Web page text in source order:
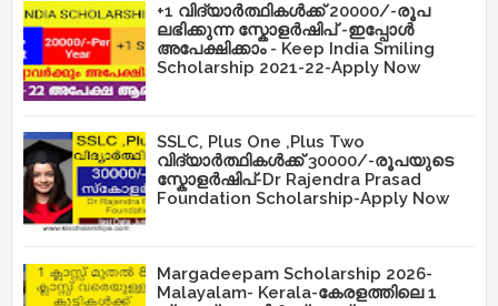
+1 വിദ്യാർത്ഥികൾക്ക് 20000/-രൂപ
ലഭിക്കുന്ന സ്കോളർഷിപ് -ഇപ്പോൾ
അപേക്ഷിക്കാം - Keep India Smiling
Scholarship 2021-22-Apply Now
SSLC, Plus One ,Plus Two
വിദ്യാർത്ഥികൾക്ക് 30000/-രൂപയുടെ
സ്കോളർഷിപ്-Dr Rajendra Prasad
Foundation Scholarship-Apply Now
Margadeepam Scholarship 2026-
Malayalam- Kerala-കേരളത്തിലെ 1